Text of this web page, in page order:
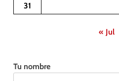
31
« Jul
Tu nombre